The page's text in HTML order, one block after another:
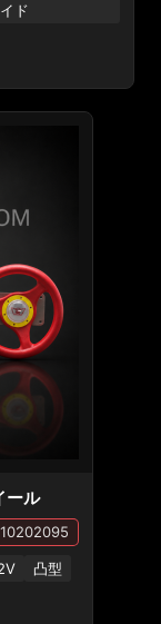
ド
ール
凸型